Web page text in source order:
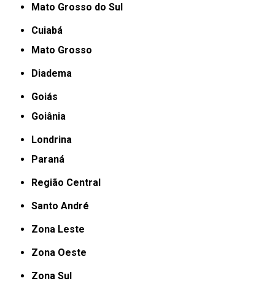
Mato Grosso do Sul
Cuiabá
Mato Grosso
Diadema
Goiás
Goiânia
Londrina
Paraná
Região Central
Santo André
Zona Leste
Zona Oeste
Zona Sul